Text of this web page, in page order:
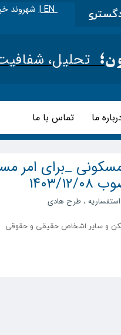
| مطالب آموزشی
EN | شهروند
تحلیل،
ما تماس با ما
مسکونی _برای امر
۰۸
استفساریه ، طرح هادی
و سایر اشخاص حقیقی و حقوقی